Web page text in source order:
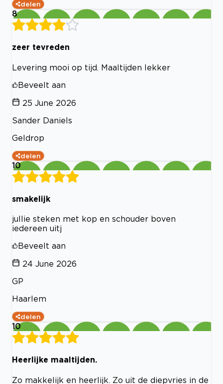
delen
8
zeer tevreden
Levering mooi op tijd. Maaltijden lekker
Beveelt aan
25 June 2026
Sander Daniels
Geldrop
delen
10
smakelijk
jullie steken met kop en schouder boven
iedereen uitj
Beveelt aan
24 June 2026
GP
Haarlem
delen
10
Heerlijke maaltijden.
Zo makkelijk en heerlijk. Zo uit de diepvries in de